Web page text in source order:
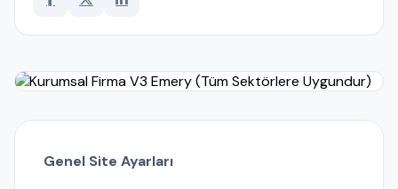
Genel Site Ayarları